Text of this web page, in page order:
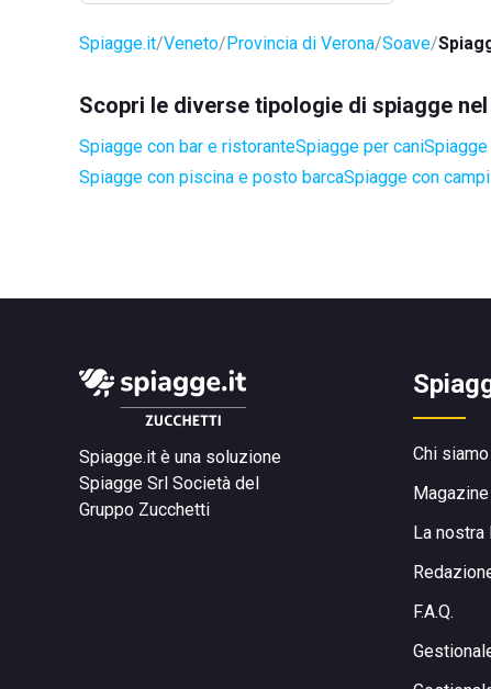
Spiagge.it Veneto Provincia di Verona Soave
Scopri le diverse tipologie di spiagge
Spiagge con bar e ristoranteSpiagge per cani
Spiagge con piscina e posto barcaSpiagge con
Spiagge.it è una soluzione
Spiagge Srl Società del
Gruppo Zucchetti
Chi siamo
Magazine
La nostra
F.A.Q.